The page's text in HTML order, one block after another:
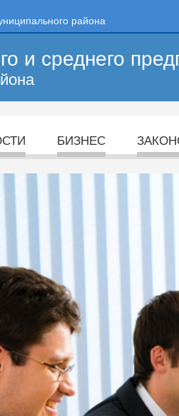
района
и среднего
БИЗНЕС